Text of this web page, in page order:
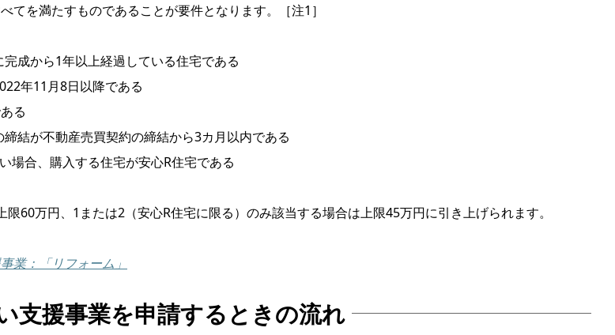
てを満たすものであることが要件となります。［注1］
成から1年以上経過している住宅である
年11月8日以降である
る
結が不動産売買契約の締結から3カ月以内である
場合、購入する住宅が安心R住宅である
60万円、1または2（安心R住宅に限る）のみ該当する場合は上限45万円に引き上げられます。
業：「リフォーム」
支援事業を申請するときの流れ